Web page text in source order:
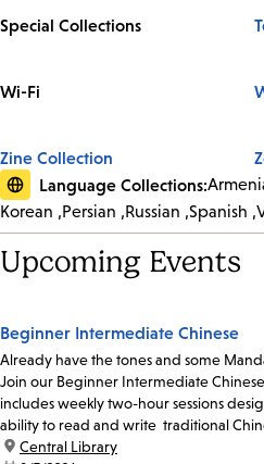
Special Collections
Wi-Fi
Zine Collection
Language Collections:
Korean Persian Russian Spanish
Upcoming Events
Beginner Intermediate Chinese
Already have the tones and some
Join our Beginner Intermediate
includes weekly two-hour sessions
ability to read and write traditional
location:
Central Library